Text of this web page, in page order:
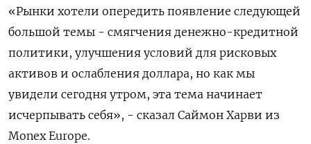
«Рынки хотели опередить появление следующей
большой темы - смягчения денежно-кредитной
политики, улучшения условий для рисковых
активов и ослабления доллара, но как мы
увидели сегодня утром, эта тема начинает
исчерпывать себя», - сказал Саймон Харви из
Monex Europe.